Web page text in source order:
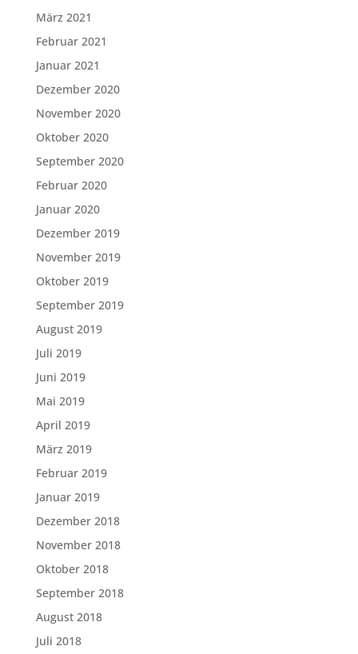
März 2021
Februar 2021
Januar 2021
Dezember 2020
November 2020
Oktober 2020
September 2020
Februar 2020
Januar 2020
Dezember 2019
November 2019
Oktober 2019
September 2019
August 2019
Juli 2019
Juni 2019
Mai 2019
April 2019
März 2019
Februar 2019
Januar 2019
Dezember 2018
November 2018
Oktober 2018
September 2018
August 2018
Juli 2018